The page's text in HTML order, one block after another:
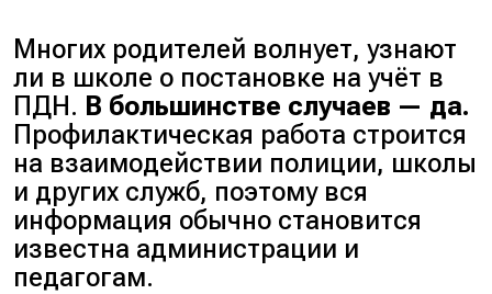
Многих родителей волнует, узнают
ли в школе о постановке на учёт в
ПДН. В большинстве случаев — да.
Профилактическая работа строится
на взаимодействии полиции, школы
и других служб, поэтому вся
информация обычно становится
известна администрации и
педагогам.